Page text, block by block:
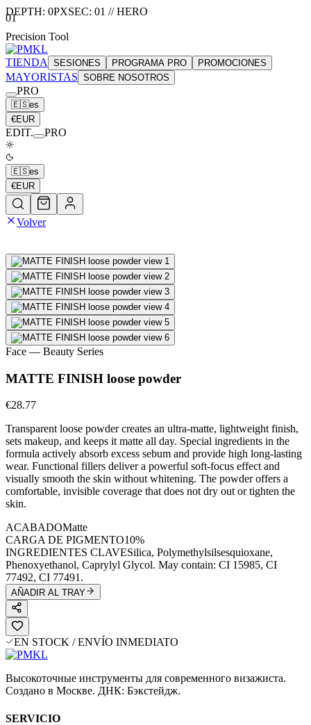
DEPTH: 0PXSEC: 01 //HERO
01
Precision Tool
TIENDA SESIONES PROGRAMA PRO PROMOCIONES
MAYORISTAS SOBRE NOSOTROS
PRO
🇪🇸es
€EUR
EDIT. PRO
🇪🇸es
€EUR
Volver
Face — Beauty Series
MATTE FINISH loose powder
€28.77
Transparent loose powder creates an ultra-matte, lightweight finish,
sets makeup, and keeps it matte all day. Special ingredients in the
formula actively absorb excess sebum and provide high long-lasting
wear. Functional fillers deliver a powerful soft-focus effect and
visually smooth the skin without whitening. The powder offers a
comfortable, invisible coverage that does not dry out or tighten the
skin.
ACABADOMatte
CARGA DE PIGMENTO10%
INGREDIENTES CLAVESilica, Polymethylsilsesquioxane,
Phenoxyethanol, Caprylyl Glycol. May contain: CI 15985, CI
77492, CI 77491.
AÑADIR AL TRAY
EN STOCK / ENVÍO INMEDIATO
Высокоточные инструменты для современного визажиста.
Создано в Москве. ДНК: Бэкстейдж.
SERVICIO